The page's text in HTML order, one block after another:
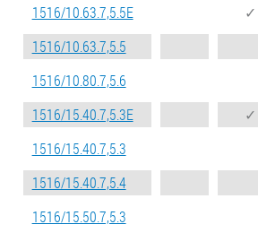
1516/10.63.7,5.5E
✓
1516/10.63.7,5.5
1516/10.80.7,5.6
1516/15.40.7,5.3E
✓
1516/15.40.7,5.3
1516/15.40.7,5.4
1516/15.50.7,5.3